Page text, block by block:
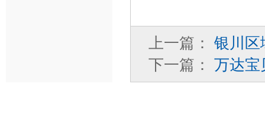
上一篇： 银川区
下一篇： 万达宝